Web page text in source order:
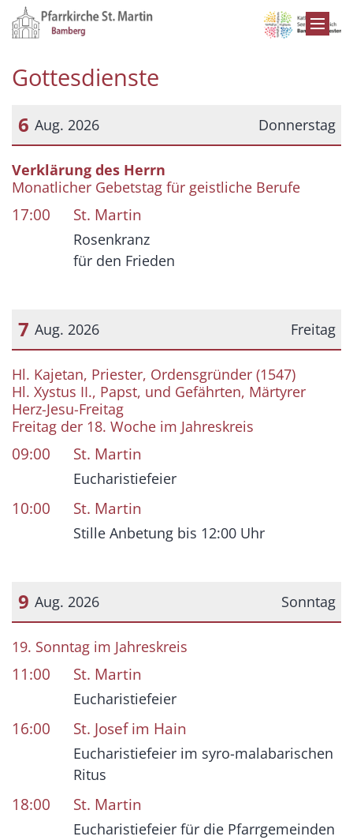
Zum Inhalt springen
Gottesdienste
Donnerstag
6 Aug. 2026
Datum: 6. August 2026
Verklärung des Herrn
Monatlicher Gebetstag für geistliche Berufe
17:00 St. Martin
Rosenkranz
für den Frieden
Freitag
7 Aug. 2026
Datum: 7. August 2026
Hl. Kajetan, Priester, Ordensgründer (1547)
Hl. Xystus II., Papst, und Gefährten, Märtyrer
Herz-Jesu-Freitag
Freitag der 18. Woche im Jahreskreis
09:00 St. Martin
Eucharistiefeier
10:00 St. Martin
Stille Anbetung bis 12:00 Uhr
Sonntag
9 Aug. 2026
Datum: 9. August 2026
19. Sonntag im Jahreskreis
11:00 St. Martin
Eucharistiefeier
16:00 St. Josef im Hain
Eucharistiefeier im syro-malabarischen
Ritus
18:00 St. Martin
Eucharistiefeier für die Pfarrgemeinden